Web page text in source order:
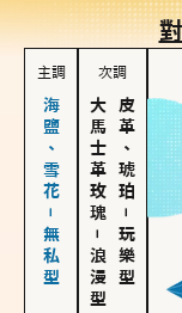
主調
海鹽、雪花－無私型
次調
大馬士革玫瑰
－
浪漫型
皮革、琥珀
－
玩樂型